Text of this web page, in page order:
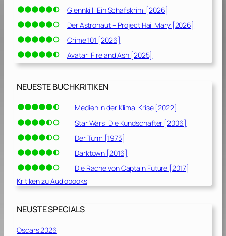
Glennkill: Ein Schafskrimi [2026]
Der Astronaut – Project Hail Mary [2026]
Crime 101 [2026]
Avatar: Fire and Ash [2025]
NEUESTE BUCHKRITIKEN
Medien in der Klima-Krise [2022]
Star Wars: Die Kundschafter [2006]
Der Turm [1973]
Darktown [2016]
Die Rache von Captain Future [2017]
Kritiken zu Audiobooks
NEUSTE SPECIALS
Oscars 2026